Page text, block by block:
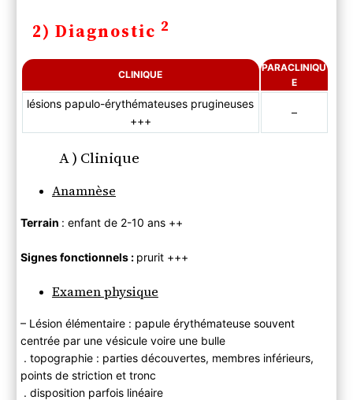
2) Diagnostic 2
CLINIQUE
PARACLINIQU
E
lésions papulo-érythémateuses prugineuses
+++
–
A ) Clinique
Anamnèse
Terrain : enfant de 2-10 ans ++
Signes fonctionnels : prurit +++
Examen physique
– Lésion élémentaire : papule érythémateuse souvent
centrée par une vésicule voire une bulle
. topographie : parties découvertes, membres inférieurs,
points de striction et tronc
. disposition parfois linéaire